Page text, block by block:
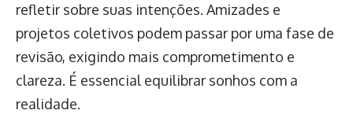
refletir sobre suas intenções. Amizades e
projetos coletivos podem passar por uma fase de
revisão, exigindo mais comprometimento e
clareza. É essencial equilibrar sonhos com a
realidade.